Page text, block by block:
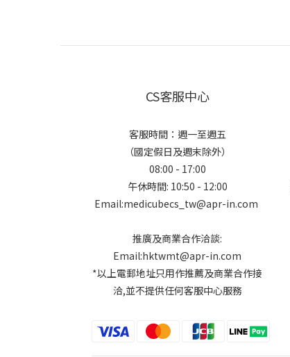
CS客服中心
客服時間：週一至週五
（國定假日及週末除外）
08:00 - 17:00
午休時間: 10:50 - 12:00
Email:medicubecs_tw@apr-in.com
推廣及商業合作洽談:
Email:hktwmt@apr-in.com
*以上電郵地址只用作推薦及商業合作接
洽,並不提供任何客服中心服務